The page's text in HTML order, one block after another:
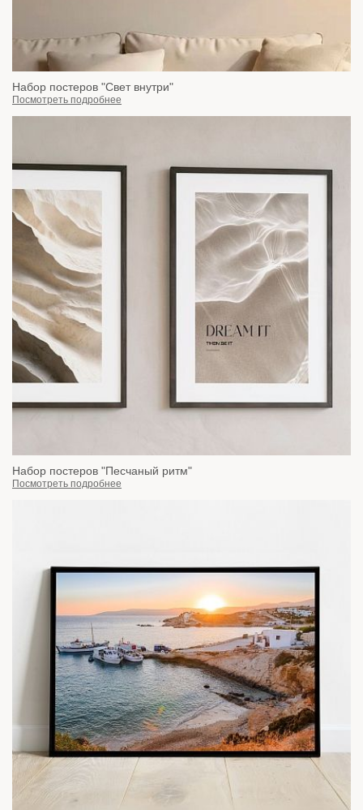
Набор постеров "Свет внутри"
Посмотреть подробнее
Набор постеров "Песчаный ритм"
Посмотреть подробнее